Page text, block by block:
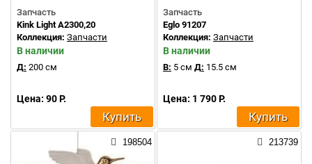
Запчасть
Kink Light A2300,20
Коллекция: Запчасти
В наличии
Д: 200 см
Цена: 90 Р.
Купить
Запчасть
Eglo 91207
Коллекция: Запчасти
В наличии
В: 5 см Д: 15.5 см
Цена: 1 790 Р.
Купить
198504 213739